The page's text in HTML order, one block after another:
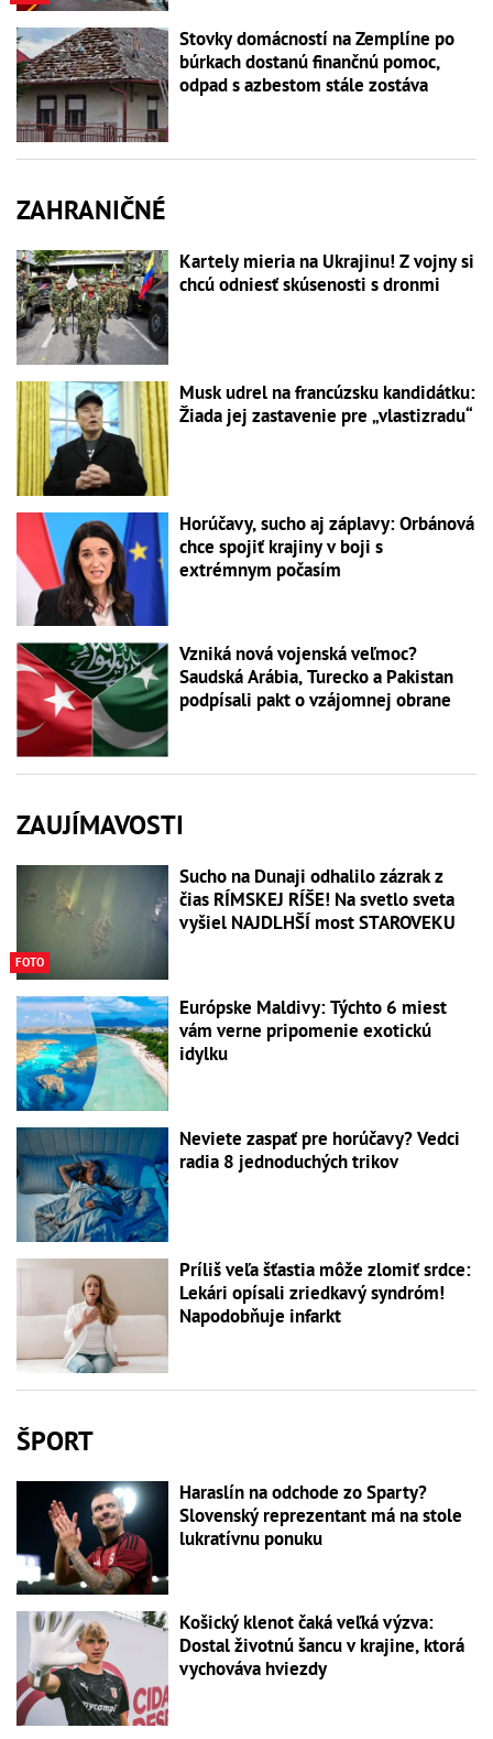
Stovky domácností na Zemplíne po
búrkach dostanú finančnú pomoc,
odpad s azbestom stále zostáva
ZAHRANIČNÉ
Kartely mieria na Ukrajinu! Z vojny si
chcú odniesť skúsenosti s dronmi
Musk udrel na francúzsku kandidátku:
Žiada jej zastavenie pre „vlastizradu“
Horúčavy, sucho aj záplavy: Orbánová
chce spojiť krajiny v boji s
extrémnym počasím
Vzniká nová vojenská veľmoc?
Saudská Arábia, Turecko a Pakistan
podpísali pakt o vzájomnej obrane
ZAUJÍMAVOSTI
FOTO
Sucho na Dunaji odhalilo zázrak z
čias RÍMSKEJ RÍŠE! Na svetlo sveta
vyšiel NAJDLHŠÍ most STAROVEKU
Európske Maldivy: Týchto 6 miest
vám verne pripomenie exotickú
idylku
Neviete zaspať pre horúčavy? Vedci
radia 8 jednoduchých trikov
Príliš veľa šťastia môže zlomiť srdce:
Lekári opísali zriedkavý syndróm!
Napodobňuje infarkt
ŠPORT
Haraslín na odchode zo Sparty?
Slovenský reprezentant má na stole
lukratívnu ponuku
Košický klenot čaká veľká výzva:
Dostal životnú šancu v krajine, ktorá
vychováva hviezdy